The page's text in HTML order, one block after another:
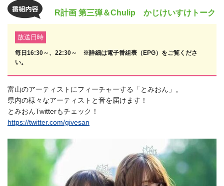
R計画 第三弾＆Chulip かじけいすけトーク
放送日時
毎日16:30～、22:30～ ※詳細は電子番組表（EPG）をご覧くださ
い。
富山のアーティストにフィーチャーする「とみおん」。
県内の様々なアーティストと音を届けます！
とみおんTwitterもチェック！
https://twitter.com/givesan